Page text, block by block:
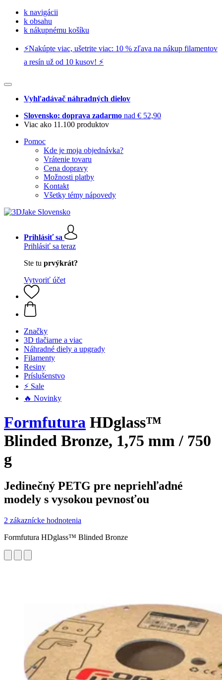
k navigácii
k obsahu
k nákupnému košíku
⚡️Nakúpte viac, ušetrite viac: 10 % zľava na nákup filamentov
a resín už od 10 kusov! ⚡️
Vyhľadávač náhradných dielov
Slovensko: doprava zadarmo nad € 52,90
Viac ako 11.100 produktov
Pomoc
Kde je moja objednávka?
Vrátenie tovaru
Cena dopravy
Možnosti platby
Kontakt
Všetky témy nápovedy
Prihlásiť sa
Prihlásiť sa teraz
Ste tu prvýkrát?
Vytvoriť účet
Značky
3D tlačiarne a viac
Náhradné diely a upgrady
Filamenty
Resiny
Príslušenstvo
⚡ Sale
🔥 Novinky
Formfutura HDglass™
Blinded Bronze, 1,75 mm / 750
g
Jedinečný PETG pre nepriehľadné
modely s vysokou pevnosťou
2 zákaznícke hodnotenia
Formfutura HDglass™ Blinded Bronze